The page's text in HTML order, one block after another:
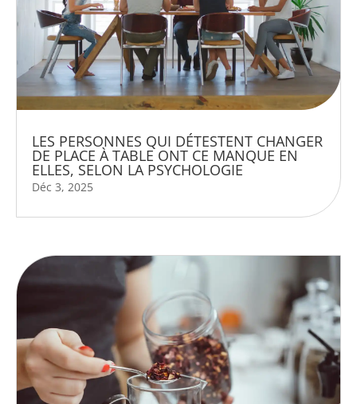
LES PERSONNES QUI DÉTESTENT CHANGER
DE PLACE À TABLE ONT CE MANQUE EN
ELLES, SELON LA PSYCHOLOGIE
Déc 3, 2025